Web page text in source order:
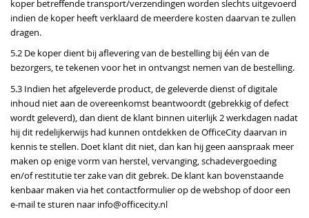
koper betreffende transport/verzendingen worden slechts uitgevoerd
indien de koper heeft verklaard de meerdere kosten daarvan te zullen
dragen.
5.2 De koper dient bij aflevering van de bestelling bij één van de
bezorgers, te tekenen voor het in ontvangst nemen van de bestelling.
5.3 Indien het afgeleverde product, de geleverde dienst of digitale
inhoud niet aan de overeenkomst beantwoordt (gebrekkig of defect
wordt geleverd), dan dient de klant binnen uiterlijk 2 werkdagen nadat
hij dit redelijkerwijs had kunnen ontdekken de OfficeCity daarvan in
kennis te stellen. Doet klant dit niet, dan kan hij geen aanspraak meer
maken op enige vorm van herstel, vervanging, schadevergoeding
en/of restitutie ter zake van dit gebrek. De klant kan bovenstaande
kenbaar maken via het contactformulier op de webshop of door een
e-mail te sturen naar info@officecity.nl